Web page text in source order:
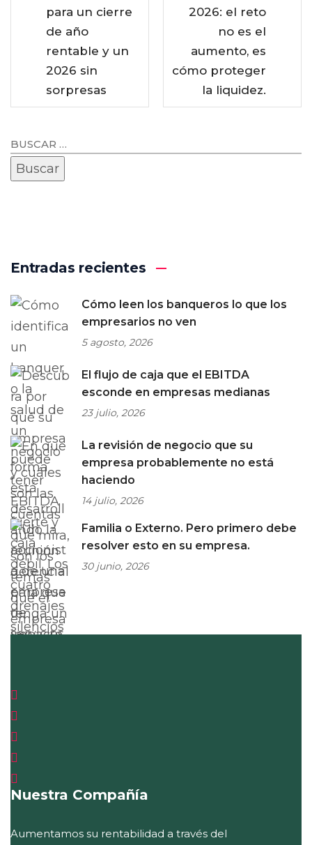
para un cierre
de año
rentable y un
2026 sin
sorpresas
2026: el reto
no es el
aumento, es
cómo proteger
la liquidez.
Entradas recientes
Cómo leen los banqueros lo que los
empresarios no ven
5 agosto, 2026
El flujo de caja que el EBITDA
esconde en empresas medianas
23 julio, 2026
La revisión de negocio que su
empresa probablemente no está
haciendo
14 julio, 2026
Familia o Externo. Pero primero debe
resolver esto en su empresa.
30 junio, 2026
Nuestra Compañía
Aumentamos su rentabilidad a través del